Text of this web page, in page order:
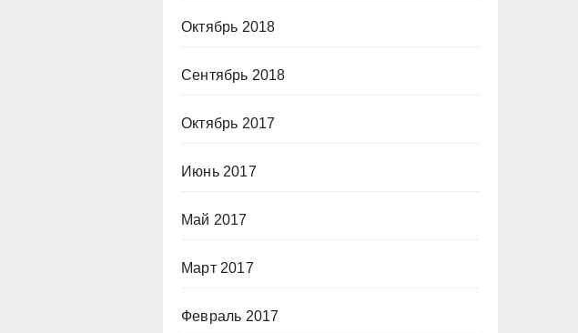
Октябрь 2018
Сентябрь 2018
Октябрь 2017
Июнь 2017
Май 2017
Март 2017
Февраль 2017